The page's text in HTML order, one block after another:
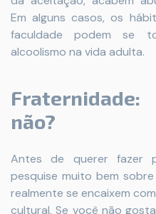
Em alguns casos, os
faculdade podem se
alcoolismo na vida adulta.
não?
Antes de querer fazer
pesquise muito bem
realmente se encaixem
cultural. Se você não